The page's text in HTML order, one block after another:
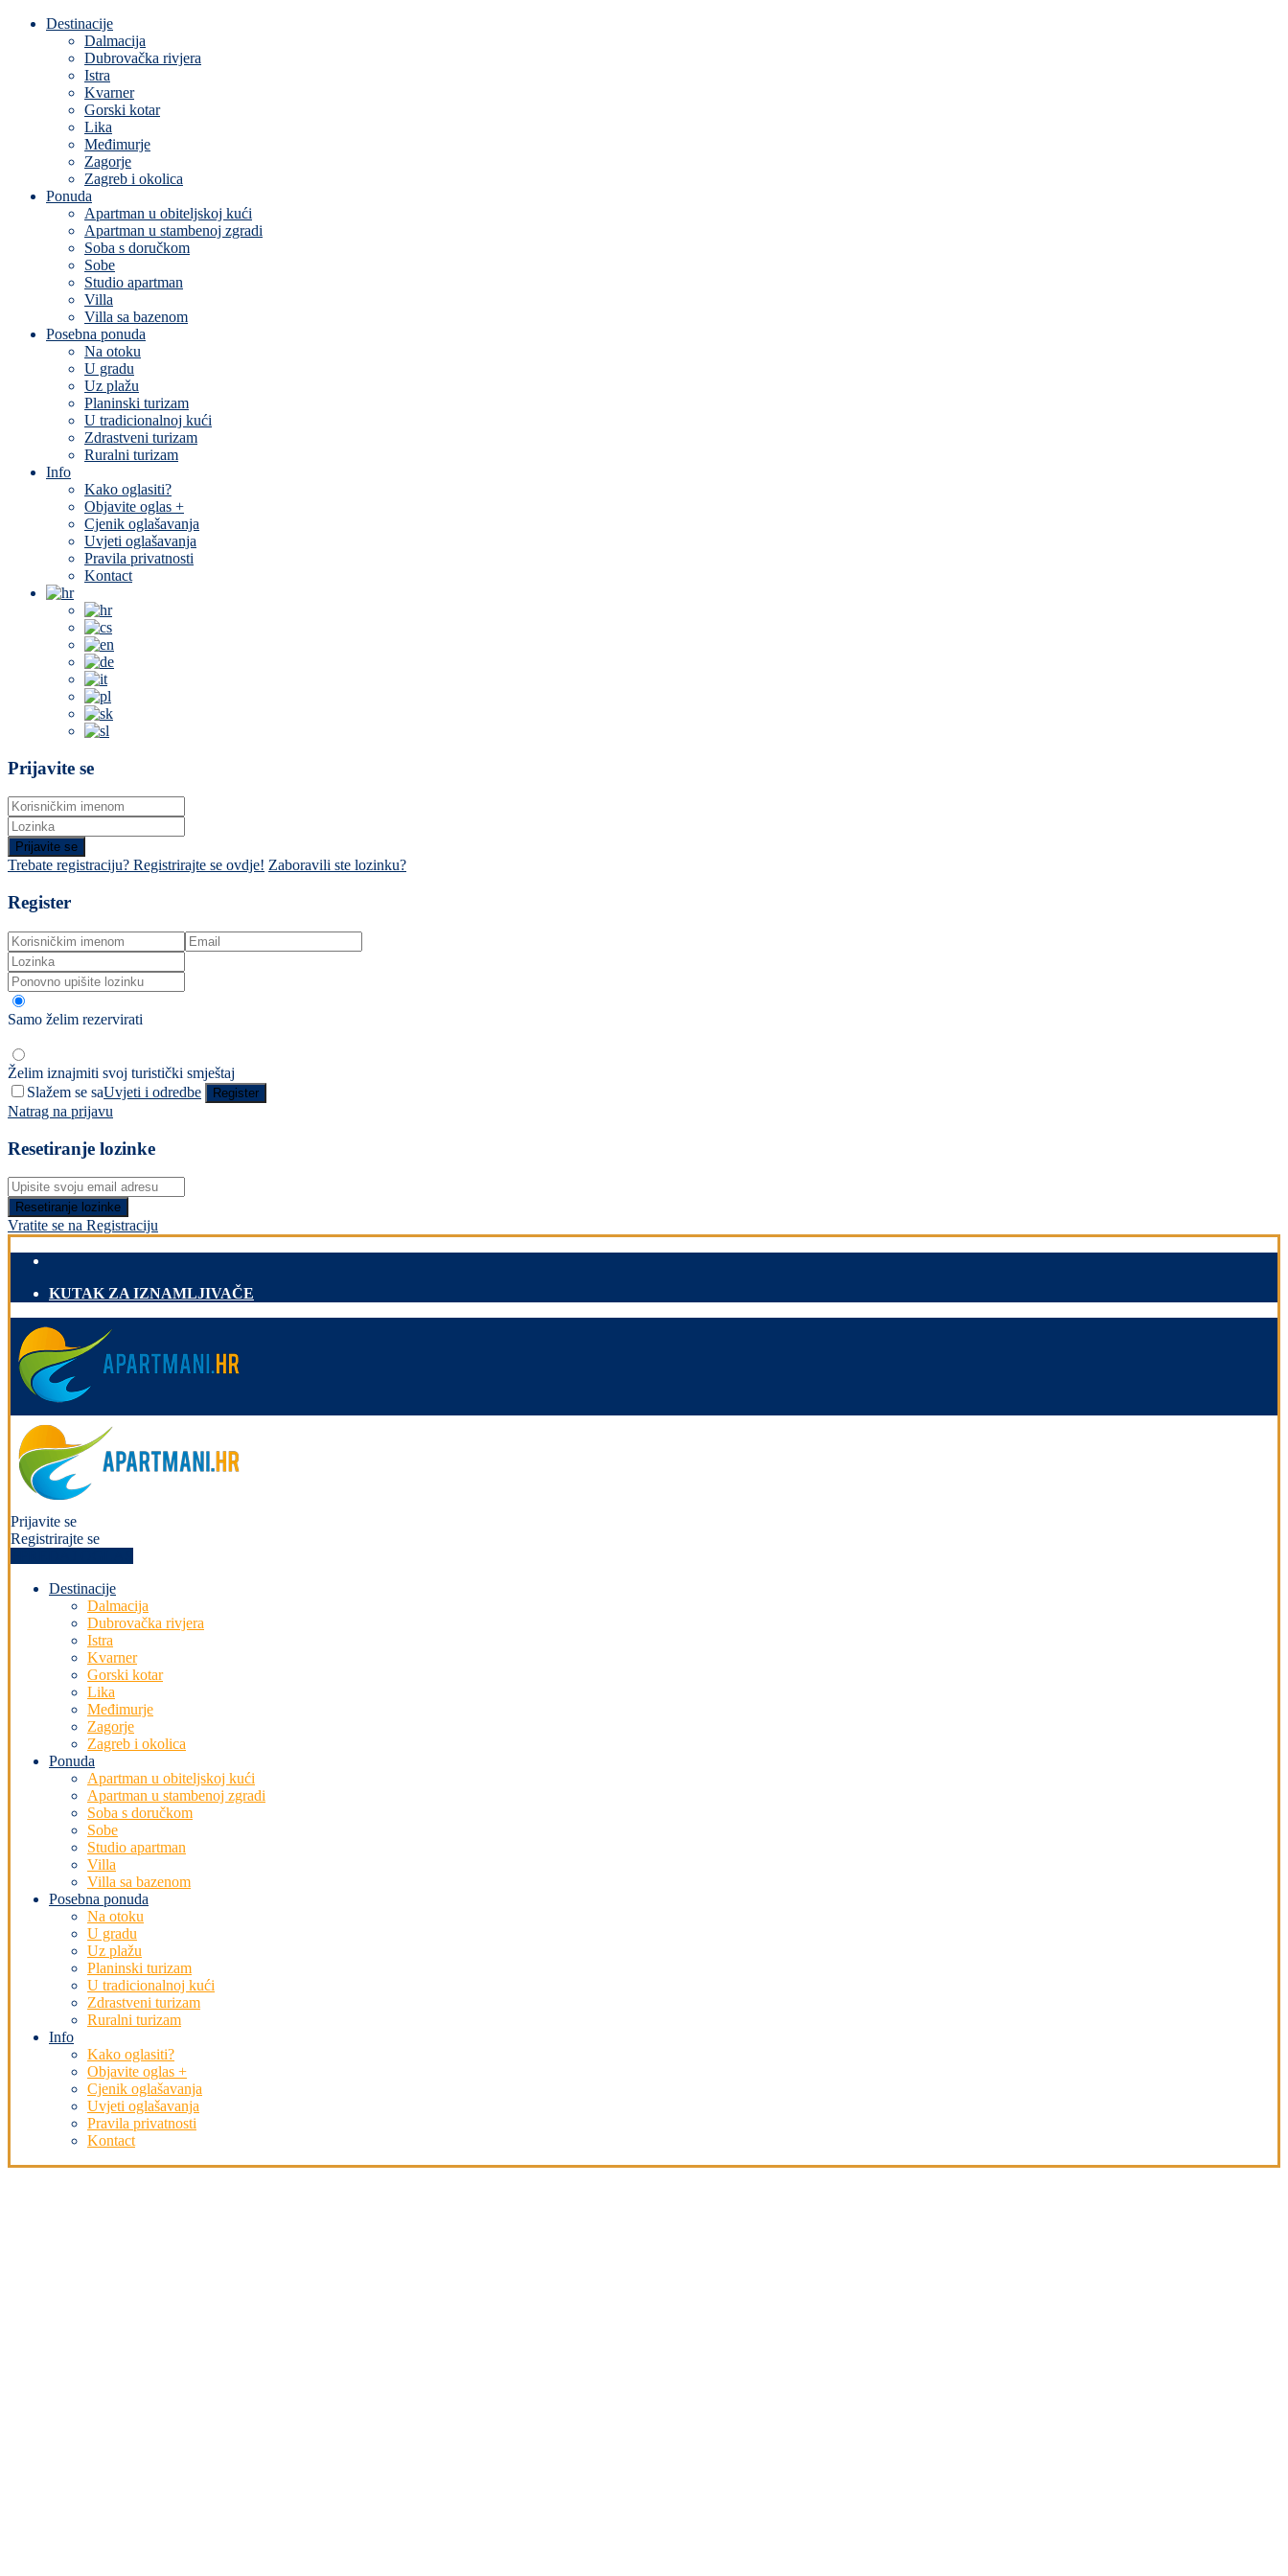
Destinacije
Dalmacija
Dubrovačka rivjera
Istra
Kvarner
Gorski kotar
Lika
Međimurje
Zagorje
Zagreb i okolica
Ponuda
Apartman u obiteljskoj kući
Apartman u stambenoj zgradi
Soba s doručkom
Sobe
Studio apartman
Villa
Villa sa bazenom
Posebna ponuda
Na otoku
U gradu
Uz plažu
Planinski turizam
U tradicionalnoj kući
Zdrastveni turizam
Ruralni turizam
Info
Kako oglasiti?
Objavite oglas +
Cjenik oglašavanja
Uvjeti oglašavanja
Pravila privatnosti
Kontact
Prijavite se
Prijavite se
Trebate registraciju? Registrirajte se ovdje! Zaboravili ste lozinku?
Register
Samo želim rezervirati
Želim iznajmiti svoj turistički smještaj
Slažem se saUvjeti i odredbe Register
Natrag na prijavu
Resetiranje lozinke
Resetiranje lozinke
Vratite se na Registraciju
KUTAK ZA IZNAMLJIVAČE
Prijavite se
Registrirajte se
Destinacije
Dalmacija
Dubrovačka rivjera
Istra
Kvarner
Gorski kotar
Lika
Međimurje
Zagorje
Zagreb i okolica
Ponuda
Apartman u obiteljskoj kući
Apartman u stambenoj zgradi
Soba s doručkom
Sobe
Studio apartman
Villa
Villa sa bazenom
Posebna ponuda
Na otoku
U gradu
Uz plažu
Planinski turizam
U tradicionalnoj kući
Zdrastveni turizam
Ruralni turizam
Info
Kako oglasiti?
Objavite oglas +
Cjenik oglašavanja
Uvjeti oglašavanja
Pravila privatnosti
Kontact